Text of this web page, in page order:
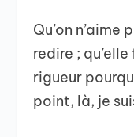
Qu’on
redire ;
rigueur
point, là, je